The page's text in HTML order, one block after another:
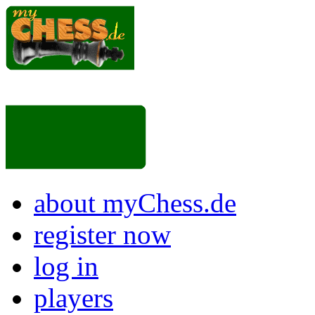
about myChess.de
register now
log in
players